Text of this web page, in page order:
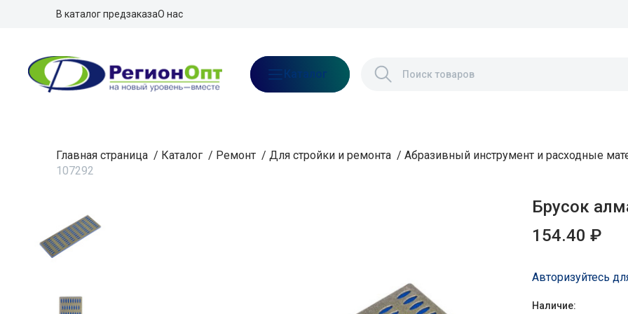
В каталог предзаказаО нас
Каталог
Главная страница / Каталог / Ремонт / Для стройки и ремонта / Абразивный инструмент и расходные
107292
Брусок
154.40 ₽
Авторизуйтесь
Наличие: